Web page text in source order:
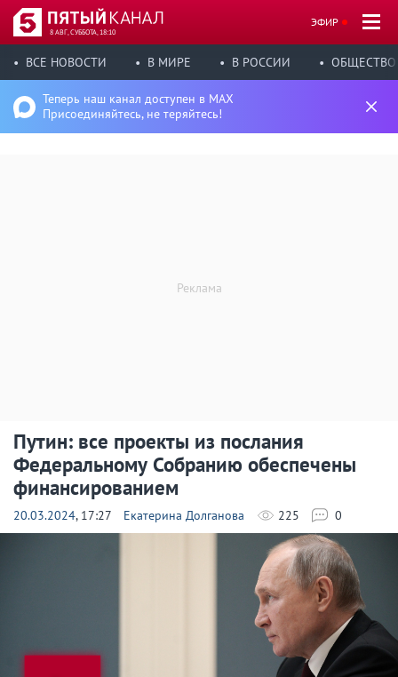
8 АВГ, СУББОТА, 18:10
ЭФИР
ВСЕ НОВОСТИ В МИРЕ В РОССИИ ОБЩЕСТВО
Теперь наш канал доступен в MAX
Присоединяйтесь, не теряйтесь!
Путин: все проекты из послания
Федеральному Собранию обеспечены
финансированием
20.03.2024, 17:27 Екатерина Долганова 225 0